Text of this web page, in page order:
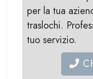
per la tua
traslochi.
tuo servizio.